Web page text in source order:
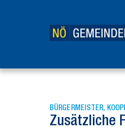
BÜRGERMEISTER,
Zusätzliche